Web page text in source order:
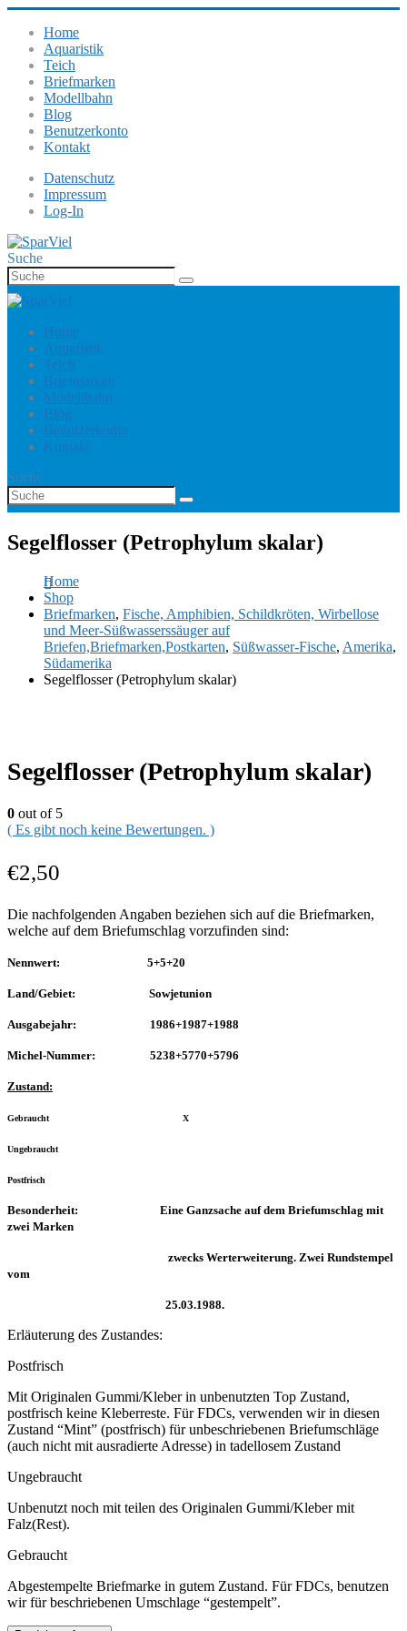
Home
Aquaristik
Teich
Briefmarken
Modellbahn
Blog
Benutzerkonto
Kontakt
Datenschutz
Impressum
Log-In
Suche
Home
Aquaristik
Teich
Briefmarken
Modellbahn
Blog
Benutzerkonto
Kontakt
Suche
Segelflosser (Petrophylum skalar)
Home
Shop
Briefmarken, Fische, Amphibien, Schildkröten, Wirbellose
und Meer-Süßwasserssäuger auf
Briefen,Briefmarken,Postkarten, Süßwasser-Fische, Amerika,
Südamerika
Segelflosser (Petrophylum skalar)
Segelflosser (Petrophylum skalar)
0 out of 5
( Es gibt noch keine Bewertungen. )
€2,50
Die nachfolgenden Angaben beziehen sich auf die Briefmarken,
welche auf dem Briefumschlag vorzufinden sind:
Nennwert: 5+5+20
Land/Gebiet: Sowjetunion
Ausgabejahr: 1986+1987+1988
Michel-Nummer: 5238+5770+5796
Zustand:
Gebraucht X
Ungebraucht
Postfrisch
Besonderheit: Eine Ganzsache auf dem Briefumschlag mit
zwei Marken
zwecks Werterweiterung. Zwei Rundstempel
vom
25.03.1988.
Erläuterung des Zustandes:
Postfrisch
Mit Originalen Gummi/Kleber in unbenutzten Top Zustand,
postfrisch keine Kleberreste. Für FDCs, verwenden wir in diesen
Zustand “Mint” (postfrisch) für unbeschriebenen Briefumschläge
(auch nicht mit ausradierte Adresse) in tadellosem Zustand
Ungebraucht
Unbenutzt noch mit teilen des Originalen Gummi/Kleber mit
Falz(Rest).
Gebraucht
Abgestempelte Briefmarke in gutem Zustand. Für FDCs, benutzen
wir für beschriebenen Umschlage “gestempelt”.